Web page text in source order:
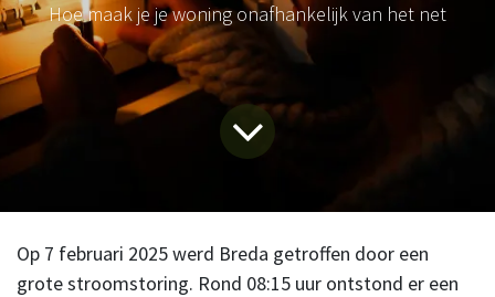
Hoe maak je je woning onafhankelijk van het net
Op 7 februari 2025 werd Breda getroffen door een
grote stroomstoring. Rond 08:15 uur ontstond er een